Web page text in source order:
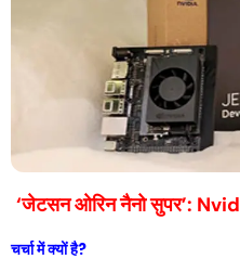
‘जेटसन ओरिन नैनो सुपर’:
चर्चा में क्यों है?